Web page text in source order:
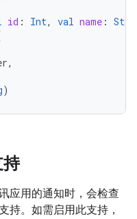
id : Int, val name :
,
)
应用的通知时，会检查
持。如需启用此支持，